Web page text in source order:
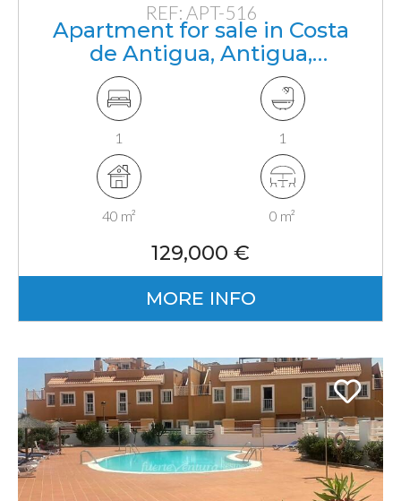
REF: APT-516
Apartment for sale in Costa
de Antigua, Antigua,
Fuerteventura, Canarias
1 1
40 m² 0 m²
129,000 €
MORE INFO